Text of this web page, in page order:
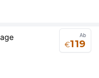
Ab
€119